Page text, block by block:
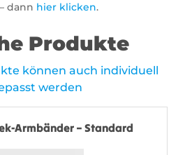
dann hier klicken.
Produkte
können auch individuell
werden
Armbänder – Standard